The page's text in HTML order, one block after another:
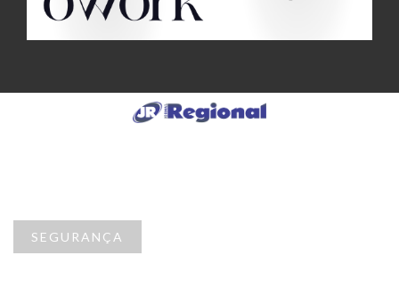
SEGURANÇA